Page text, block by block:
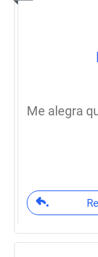
Me alegra